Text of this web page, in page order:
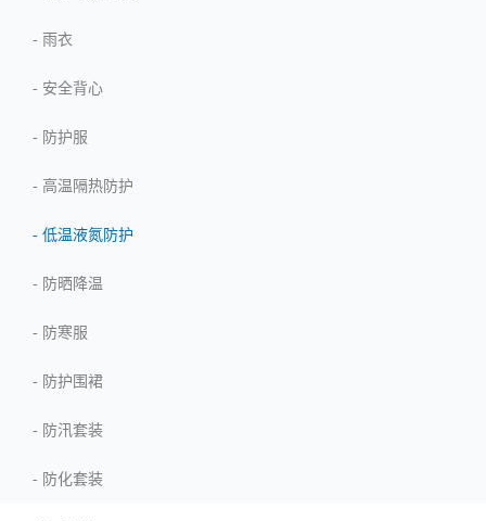
- 雨衣
- 安全背心
- 防护服
- 高温隔热防护
- 低温液氮防护
- 防晒降温
- 防寒服
- 防护围裙
- 防汛套装
- 防化套装